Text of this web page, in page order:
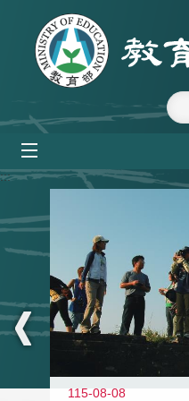
跳到主要內容區塊
:::
115-08-08